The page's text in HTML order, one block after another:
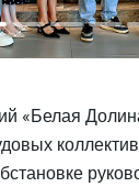
«Белая